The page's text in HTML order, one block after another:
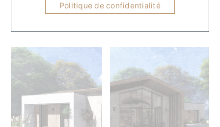
Politique de confidentialité